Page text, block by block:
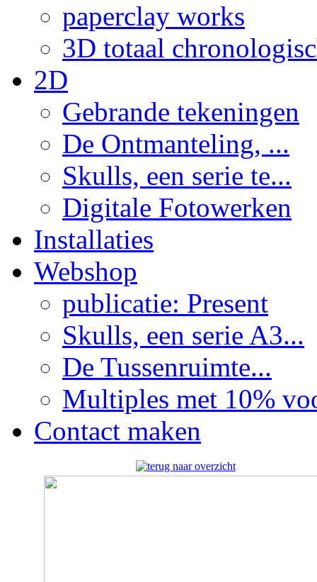
paperclay works
3D totaal
2D
Gebrande tekeningen
De Ontmanteling, ...
Skulls, een serie te...
Digitale Fotowerken
Installaties
Webshop
publicatie: Present
Skulls, een serie A3...
De Tussenruimte...
Multiples met 10%
Contact maken